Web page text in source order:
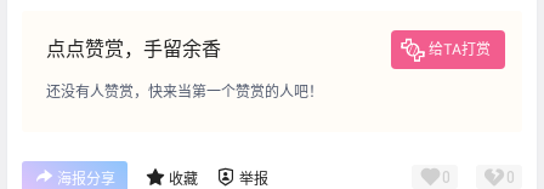
点点赞赏，手留余香 给TA打赏
还没有人赞赏，快来当第一个赞赏的人吧！
海报分享 收藏 举报 0 0